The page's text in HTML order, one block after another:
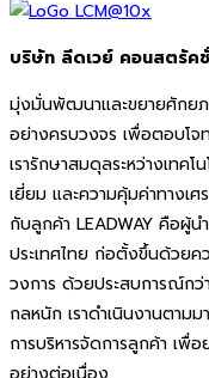
บริษัท ลีดเวย์ คอนสตรัค
มุ่งมั่นพัฒนาและขยายศักย
อย่างครบวงจร เพื่อตอบโ
เรารักษาสมดุลระหว่างเทค
เยี่ยม และความคุ้มค่าทางเ
กับลูกค้า LEADWAY คือผู้น
ประเทศไทย ก่อตั้งขึ้นด้วยค
วงการ ด้วยประสบการณ์กว่
กลหนัก เราดำเนินงานตาม
การบริหารจัดการลูกค้า เพื่